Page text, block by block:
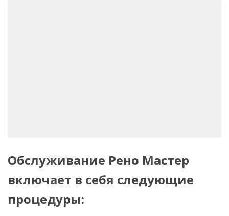
Обслуживание Рено Мастер
включает в себя следующие
процедуры: